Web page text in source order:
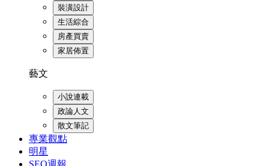
裝潢設計
生活綜合
房產買賣
家居佈置
藝文
小說連載
政論人文
散文筆記
專業觀點
明星
SEO週報